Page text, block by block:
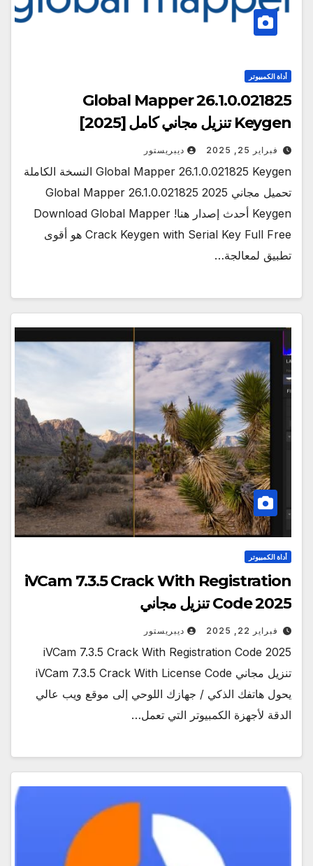
أداة الكمبيوتر
Global Mapper 26.1.0.021825
Keygen تنزيل مجاني كامل [2025]
فبراير 25, 2025 ديبريستور
Global Mapper 26.1.0.021825 Keygen النسخة الكاملة
تحميل مجاني 2025 Global Mapper 26.1.0.021825
Keygen أحدث إصدار هنا! Download Global Mapper
Crack Keygen with Serial Key Full Free هو أقوى
تطبيق لمعالجة…
أداة الكمبيوتر
iVCam 7.3.5 Crack With Registration
Code 2025 تنزيل مجاني
فبراير 22, 2025 ديبريستور
iVCam 7.3.5 Crack With Registration Code 2025
تنزيل مجاني iVCam 7.3.5 Crack With License Code
يحول هاتفك الذكي / جهازك اللوحي إلى موقع ويب عالي
الدقة لأجهزة الكمبيوتر التي تعمل…